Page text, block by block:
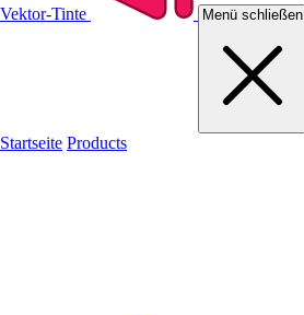
Vektor-Tinte Menü schließen
Startseite Products